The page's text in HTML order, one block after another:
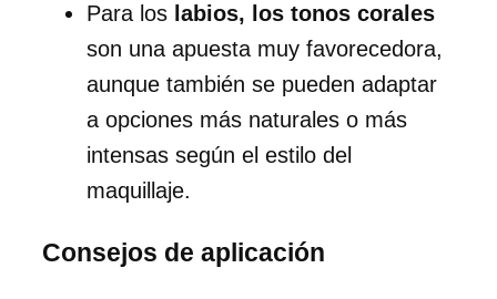
Para los labios, los tonos corales
son una apuesta muy favorecedora,
aunque también se pueden adaptar
a opciones más naturales o más
intensas según el estilo del
maquillaje.
Consejos de aplicación